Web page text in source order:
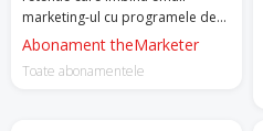
marketing-ul cu programele de
loialitate, transformand simplii
accelerand cresterea afacerilor.
Abonament theMarketer
Toate abonamentele